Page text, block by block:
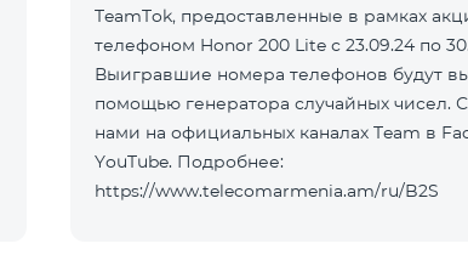
TeamTok, предоставленные в рамках
телефоном Honor 200 Lite с 23.09.24 по
Выигравшие номера телефонов будут
помощью генератора случайных чисел.
нами на официальных каналах Team в
YouTube. Подробнее:
https://www.telecomarmenia.am/ru/B2S